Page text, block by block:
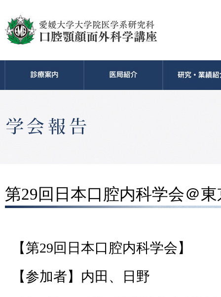
第29回日本口腔内科学会＠東
【第29回日本口腔内科学会】
【参加者】内田、日野